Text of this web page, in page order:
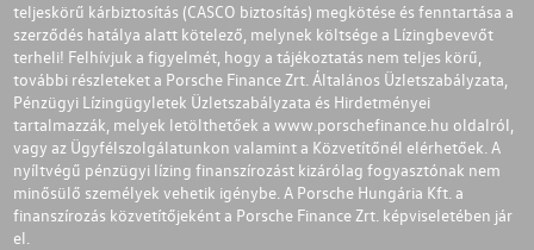
teljeskörű kárbiztosítás (CASCO biztosítás) megkötése és fenntartása a
szerződés hatálya alatt kötelező, melynek költsége a Lízingbevevőt
terheli! Felhívjuk a figyelmét, hogy a tájékoztatás nem teljes körű,
további részleteket a Porsche Finance Zrt. Általános Üzletszabályzata,
Pénzügyi Lízingügyletek Üzletszabályzata és Hirdetményei
tartalmazzák, melyek letölthetőek a www.porschefinance.hu oldalról,
vagy az Ügyfélszolgálatunkon valamint a Közvetítőnél elérhetőek. A
nyíltvégű pénzügyi lízing finanszírozást kizárólag fogyasztónak nem
minősülő személyek vehetik igénybe. A Porsche Hungária Kft. a
finanszírozás közvetítőjeként a Porsche Finance Zrt. képviseletében jár
el.